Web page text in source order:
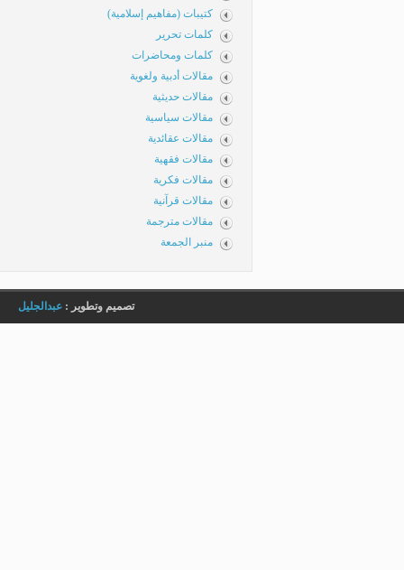
كتيبات (مفاهيم إسلامية)
كلمات تحرير
كلمات ومحاضرات
مقالات أدبية ولغوية
مقالات حديثية
مقالات سياسية
مقالات عقائدية
مقالات فقهية
مقالات فكرية
مقالات قرآنية
مقالات مترجمة
منبر الجمعة
تصميم وتطوير : عبدالجليل